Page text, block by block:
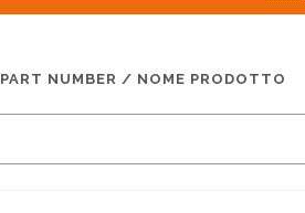
PART NUMBER / NOME PRODOTTO